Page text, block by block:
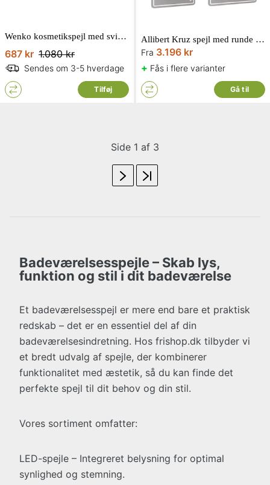
Wenko kosmetikspejl med svingarm x5 forstørrelse Ø19 cm
687 kr 1.080 kr
Sendes om 3-5 hverdage
Tilføj
Allibert Kruz spejl med runde kanter, antidug, touch og LED lys
Fra 3.196 kr
+ Fås i flere varianter
Gå til
Side 1 af 3
Badeværelsesspejle – Skab lys,
funktion og stil i dit badeværelse
Et badeværelsesspejl er mere end bare et praktisk
redskab – det er en essentiel del af din
badeværelsesindretning. Hos frishop.dk tilbyder vi
et bredt udvalg af spejle, der kombinerer
funktionalitet med æstetik, så du kan finde det
perfekte spejl til dit behov og din stil.
Vores sortiment omfatter:
LED-spejle – Integreret belysning for optimal
synlighed og stemning.